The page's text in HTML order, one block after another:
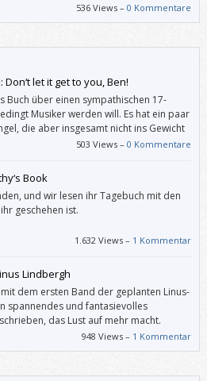
536 Views –0 Kommentare
let it get to you, Ben!
Buch über einen sympathischen 17-
Musiker werden will. Es hat ein paar
die aber insgesamt nicht ins Gewicht
503 Views –0 Kommentare
Book
und wir lesen ihr Tagebuch mit den
geschehen ist.
1.632 Views – 1 Kommentar
Lindbergh
dem ersten Band der geplanten Linus-
spannendes und fantasievolles
das Lust auf mehr macht.
948 Views – 1 Kommentar